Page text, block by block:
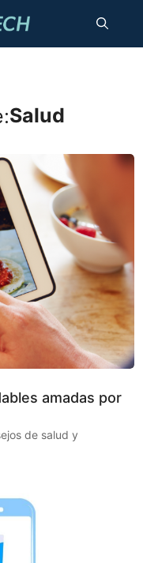
Salud
amadas por
de salud y